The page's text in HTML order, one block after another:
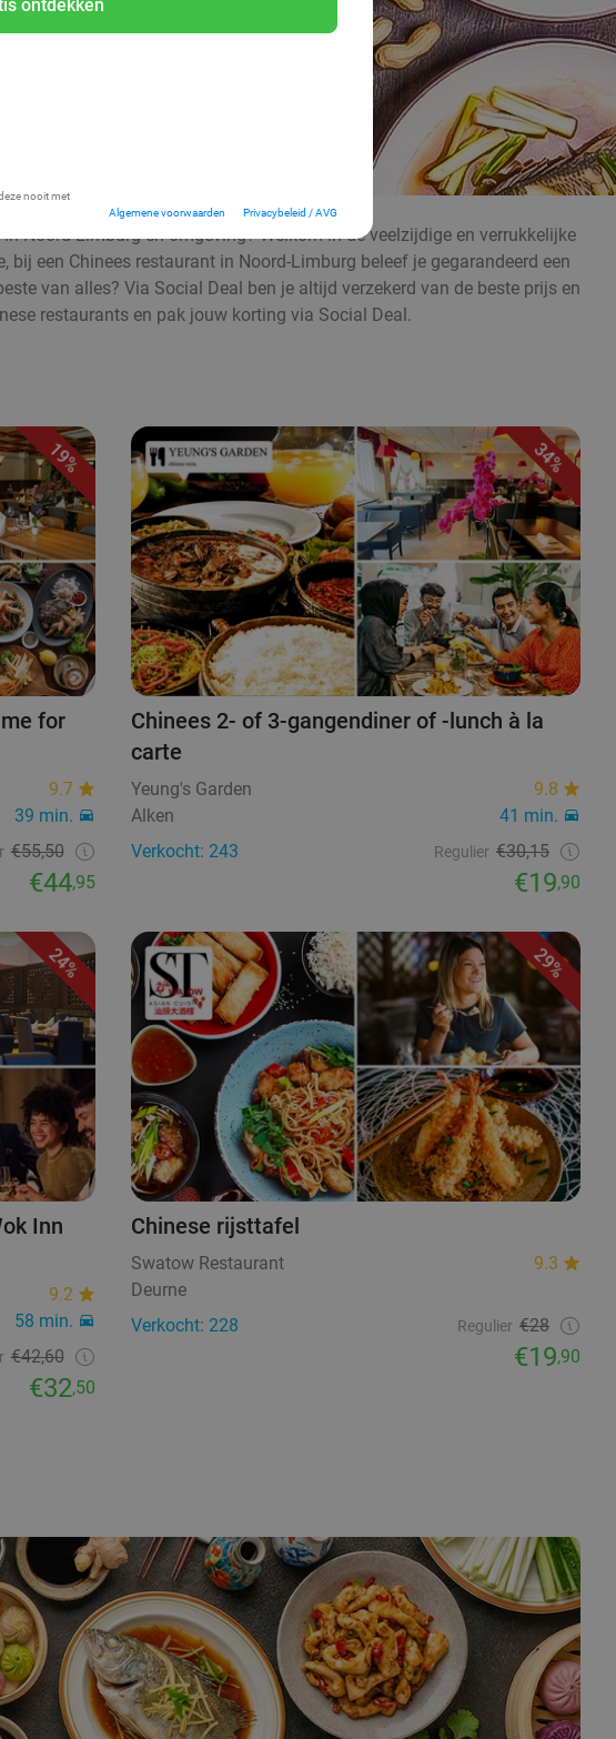
ontdekken
nooit met
Algemene voorwaarden Privacybeleid / AVG
Noord-Limburg en omgeving? Welkom in de veelzijdige en verrukkelijke
een Chinees restaurant in Noord-Limburg beleef je gegarandeerd een
van alles? Via Social Deal ben je altijd verzekerd van de beste prijs en
restaurants en pak jouw korting via Social Deal.
19%
for
9.7
39 min.
€55,50
€44,95
34%
Chinees 2- of 3-gangendiner of -lunch à la
carte
Yeung's Garden
9.8
Alken
41 min.
Verkocht: 243
Regulier €30,15
€19,90
24%
Inn
9.2
58 min.
€42,60
€32,50
29%
Chinese rijsttafel
Swatow Restaurant
9.3
Deurne
Verkocht: 228
Regulier €28
€19,90